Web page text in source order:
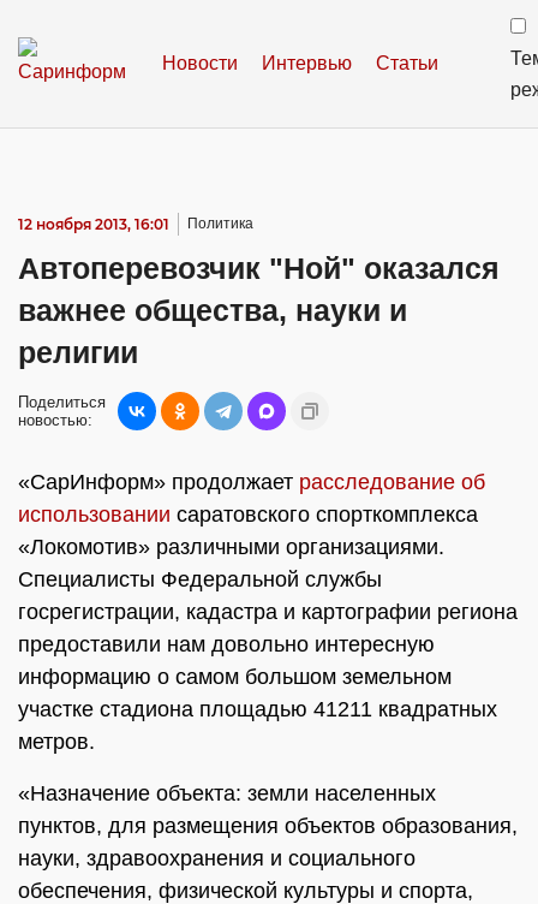
Новости Интервью Статьи
12 ноября 2013, 16:01 Политика
Автоперевозчик "Ной" оказался
важнее общества, науки и
религии
Поделиться
новостью:
«СарИнформ» продолжает расследование об
использовании саратовского спорткомплекса
«Локомотив» различными организациями.
Специалисты Федеральной службы
госрегистрации, кадастра и картографии региона
предоставили нам довольно интересную
информацию о самом большом земельном
участке стадиона площадью 41211 квадратных
метров.
«Назначение объекта: земли населенных
пунктов, для размещения объектов образования,
науки, здравоохранения и социального
обеспечения, физической культуры и спорта,